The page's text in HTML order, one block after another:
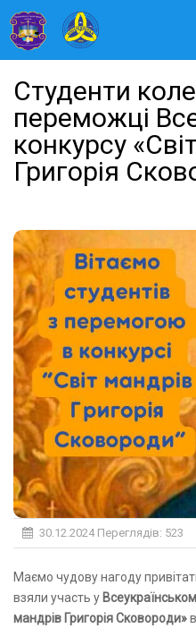
Студенти
переможці
конкурсу
Григорія
30.12.2024Переглядів: 523
Маємо чудову нагоду привітати наших студентів, які успішно
взяли участь у
мандрів Григорія Сковороди»